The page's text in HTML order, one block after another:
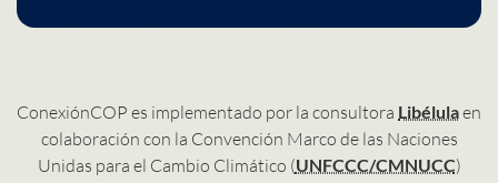
ConexiónCOP es implementado por la consultora Libélulaen
colaboración con la Convención Marco de las Naciones
Unidas para el Cambio Climático (UNFCCC/CMNUCC)